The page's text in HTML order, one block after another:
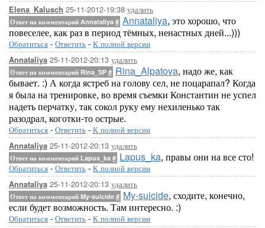
Elena_Kalusch 25-11-2012-19:38 удалить
Ответ на комментарий Annataliya # Annataliya, это хорошо, что
повеселее, как раз в период тёмных, ненастных дней...)))
Обратиться - Ответить - К полной версии
Annataliya 25-11-2012-20:13 удалить
Ответ на комментарий Rina_SP # Rina_Alpatova, надо же, как
бывает. :) А когда ястреб на голову сел, не поцарапал? Когда
я была на тренировке, во время съемки Константин не успел
надеть перчатку, так сокол руку ему нехиленько так
разодрал, коготки-то острые.
Обратиться - Ответить - К полной версии
Annataliya 25-11-2012-20:13 удалить
Ответ на комментарий Lapus_ka # Lapus_ka, правы они на все сто!
Обратиться - Ответить - К полной версии
Annataliya 25-11-2012-20:13 удалить
Ответ на комментарий My-suicide # My-suicide, сходите, конечно,
если будет возможность. Там интересно. :)
Обратиться - Ответить - К полной версии